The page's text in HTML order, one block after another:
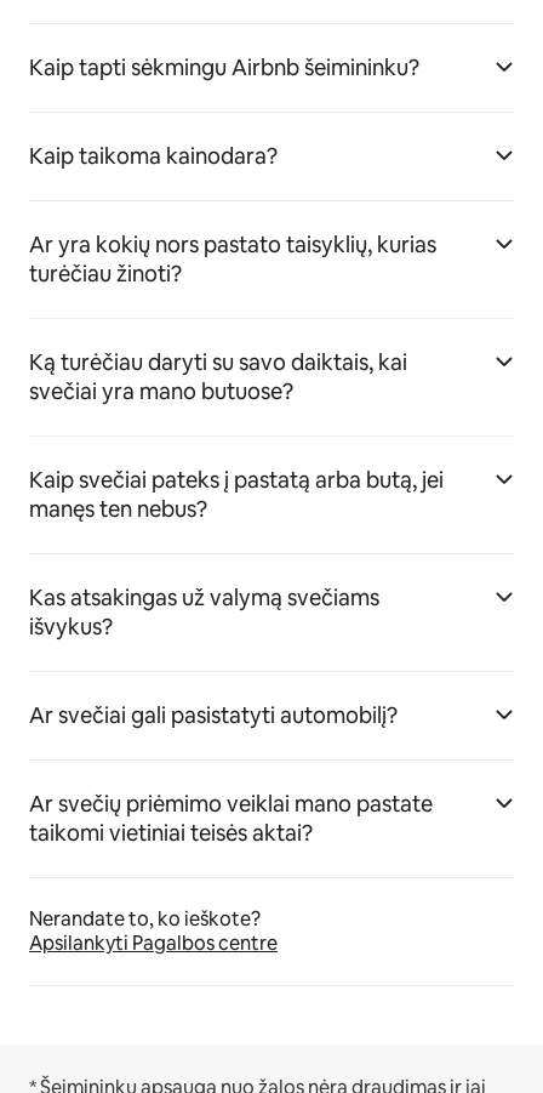
Kaip tapti sėkmingu Airbnb šeimininku?
Kaip taikoma kainodara?
Ar yra kokių nors pastato taisyklių, kurias
turėčiau žinoti?
Ką turėčiau daryti su savo daiktais, kai
svečiai yra mano butuose?
Kaip svečiai pateks į pastatą arba butą, jei
manęs ten nebus?
Kas atsakingas už valymą svečiams
išvykus?
Ar svečiai gali pasistatyti automobilį?
Ar svečių priėmimo veiklai mano pastate
taikomi vietiniai teisės aktai?
Nerandate to, ko ieškote?
Apsilankyti Pagalbos centre
* Šeimininkų apsauga nuo žalos nėra draudimas ir jai